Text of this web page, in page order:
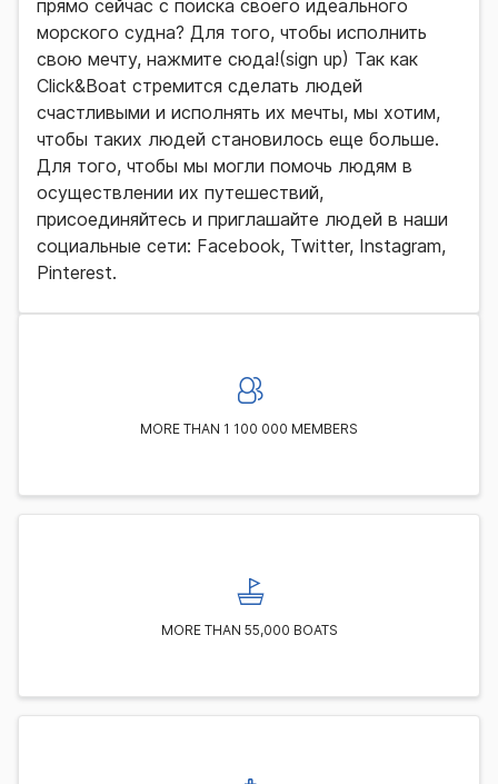
прямо сейчас с поиска своего идеального
морского судна? Для того, чтобы исполнить
свою мечту, нажмите сюда!(sign up) Так как
Click&Boat стремится сделать людей
счастливыми и исполнять их мечты, мы хотим,
чтобы таких людей становилось еще больше.
Для того, чтобы мы могли помочь людям в
осуществлении их путешествий,
присоединяйтесь и приглашайте людей в наши
социальные сети: Facebook, Twitter, Instagram,
Pinterest.
MORE THAN 1 100 000 MEMBERS
MORE THAN 55,000 BOATS